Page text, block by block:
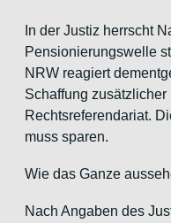
In der Justiz herrscht
Pensionierungswelle
NRW reagiert
Schaffung
Rechtsreferendariat.
muss sparen.
Wie das Ganze
Nach Angaben des